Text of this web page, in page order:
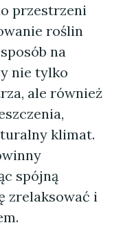
przestrzeni
roślin
na
nie tylko
ale również
klimat.
spójną
zrelaksować i